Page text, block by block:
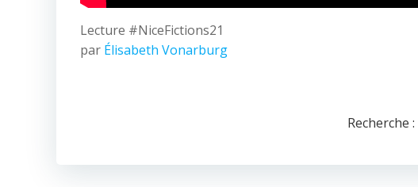
Lecture #NiceFictions21
par Élisabeth Vonarburg
Recherche :